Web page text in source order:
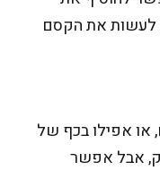
לעשות את הקסם
אפילו בכף של
אבל אפשר